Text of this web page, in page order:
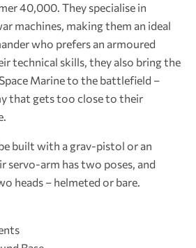
40,000. They specialise in
machines, making them an ideal
who prefers an armoured
technical skills, they also bring the
Marine to the battlefield –
that gets too close to their
built with a grav-pistol or an
servo-arm has two poses, and
heads – helmeted or bare.